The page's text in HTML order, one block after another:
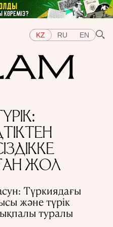
KZ RU EN
ҚЫСҚА-НҰСҚА
АЗИЯ
ҚАЗАҚСТАН
ДӘМІ
ҚАЛАЛАР
ЖОЛ
Түркиядағы
және түрік
ықпалы туралы